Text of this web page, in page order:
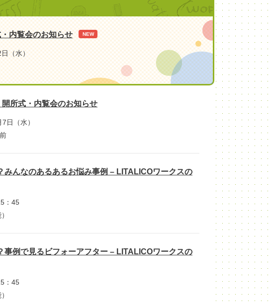
内覧会のお知らせ NEW
（水）
所式・内覧会のお知らせ
日（水）
みんなのあるあるお悩み事例 – LITALICOワークスの
：45
事例で見るビフォーアフター – LITALICOワークスの
：45